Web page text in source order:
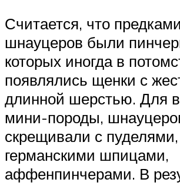
Считается, что предками
шнауцеров были
которых иногда в
появлялись щенки с
длинной шерстью. Для
мини-породы,
скрещивали с пуделями,
германскими шпицами,
аффенпинчерами. В